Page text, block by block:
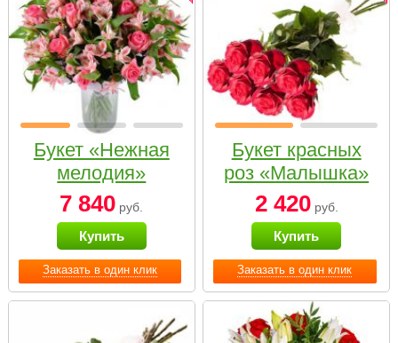
Заказать в один клик
Букет «Нежная
мелодия»
7 840 руб.
Купить
Заказать в один клик
Букет красных
роз «Малышка»
2 420руб.
Купить